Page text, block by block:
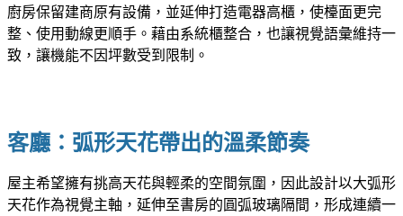
廚房保留建商原有設備，並延伸打造電器高櫃，使檯面更完
整、使用動線更順手。藉由系統櫃整合，也讓視覺語彙維持一
致，讓機能不因坪數受到限制。
客廳：弧形天花帶出的溫柔節奏
屋主希望擁有挑高天花與輕柔的空間氛圍，因此設計以大弧形
天花作為視覺主軸，延伸至書房的圓弧玻璃隔間，形成連續一